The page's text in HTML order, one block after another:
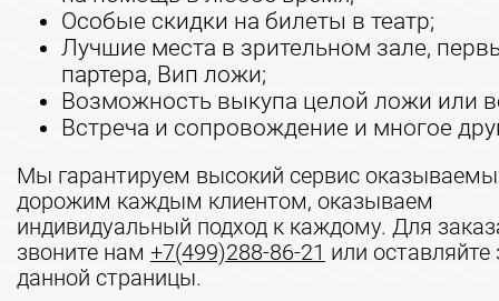
Особые скидки на билеты в театр;
Лучшие места в зрительном зале,
партера, Вип ложи;
Возможность выкупа целой ложи или
Встреча и сопровождение и многое
Мы гарантируем высокий сервис
дорожим каждым клиентом, оказываем
индивидуальный подход к каждому. Для
звоните нам +7(499)288-86-21 или оставляйте
данной страницы.